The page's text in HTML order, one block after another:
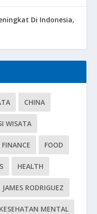
Di Indonesia,
CHINA
WISATA
FINANCE FOOD
HEALTH
JAMES RODRIGUEZ
KESEHATAN MENTAL